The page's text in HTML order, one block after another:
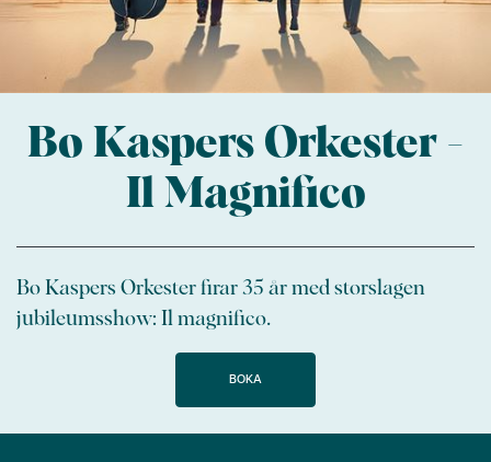
Bo Kaspers Orkester -
Il Magnifico
Bo Kaspers Orkester firar 35 år med storslagen
jubileumsshow: Il magnifico.
BOKA